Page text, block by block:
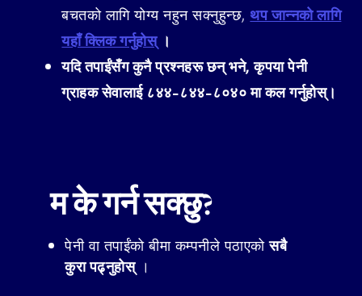
बचतको लागि योग्य नहुन सक्नुहुन्छ, थप जान्नको लागि
यहाँ क्लिक गर्नुहोस्।
यदि तपाईंसँग कुनै प्रश्नहरू छन् भने, कृपया पेनी
ग्राहक सेवालाई ८४४-८४४-८०४० मा कल गर्नुहोस्।
म के गर्न सक्छु?
पेनी वा तपाईंको बीमा कम्पनीले पठाएकोसबै
कुरा पढ्नुहोस्।